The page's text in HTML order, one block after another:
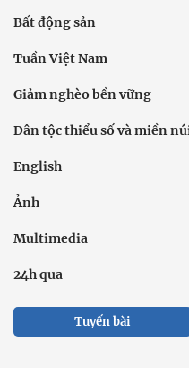
Bất động sản
Tuần Việt Nam
Giảm nghèo bền vững
Dân tộc thiểu số và miền
English
Ảnh
Multimedia
24h qua
Tuyến bài